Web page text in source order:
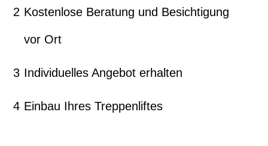
2 Kostenlose Beratung und Besichtigung
vor Ort
3 Individuelles Angebot erhalten
4 Einbau Ihres Treppenliftes